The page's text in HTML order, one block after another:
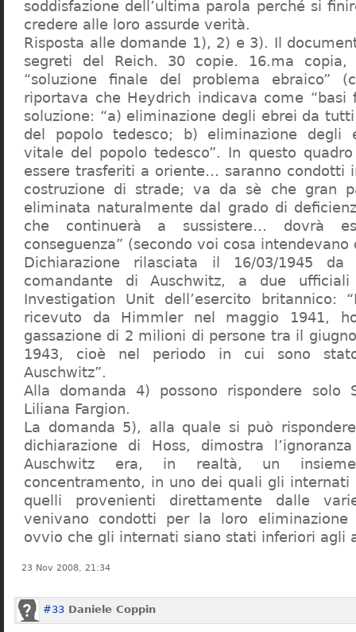
soddisfazione dell’ultima parola perché si
credere alle loro assurde verità.
Risposta alle domande 1), 2) e 3). Il
segreti del Reich. 30 copie. 16.ma copia,
“soluzione finale del problema ebraico”
riportava che Heydrich indicava come “basi
soluzione: “a) eliminazione degli ebrei da
del popolo tedesco; b) eliminazione degli
vitale del popolo tedesco”. In questo
essere trasferiti a oriente… saranno condotti
costruzione di strade; va da sè che gran
eliminata naturalmente dal grado di
che continuerà a sussistere… dovrà
conseguenza” (secondo voi cosa intendevano
Dichiarazione rilasciata il 16/03/1945
comandante di Auschwitz, a due
Investigation Unit dell’esercito britannico:
ricevuto da Himmler nel maggio 1941,
gassazione di 2 milioni di persone tra il
1943, cioè nel periodo in cui sono
Auschwitz”.
Alla domanda 4) possono rispondere solo
Liliana Fargion.
La domanda 5), alla quale si può
dichiarazione di Hoss, dimostra
Auschwitz era, in realtà, un
concentramento, in uno dei quali gli
quelli provenienti direttamente dalle
venivano condotti per la loro eliminazione
ovvio che gli internati siano stati inferiori agli
23 Nov 2008, 21:34
#33 Daniele Coppin